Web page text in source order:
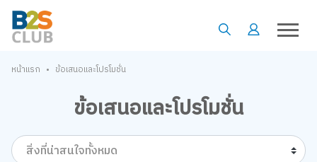
หน้าแรก • ข้อเสนอและโปรโมชั่น
ข้อเสนอและโปรโมชั่น
สิ่งที่น่าสนใจทั้งหมด